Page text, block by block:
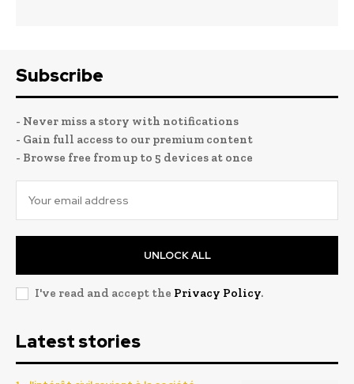
Subscribe
- Never miss a story with notifications
- Gain full access to our premium content
- Browse free from up to 5 devices at once
UNLOCK ALL
I've read and accept the Privacy Policy.
Latest stories